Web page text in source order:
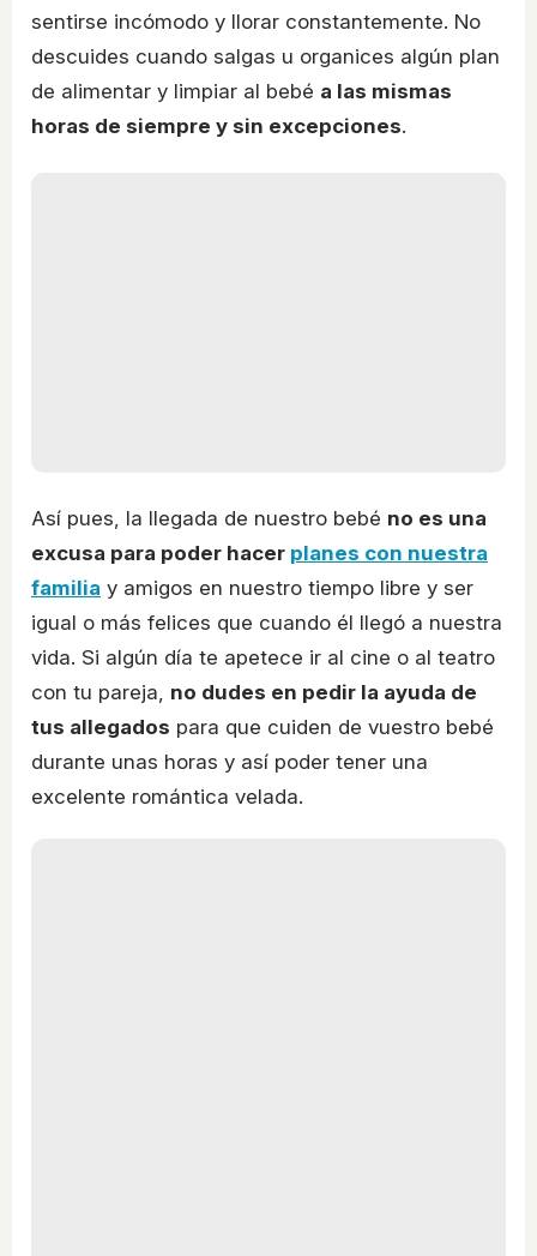
sentirse incómodo y llorar constantemente. No
descuides cuando salgas u organices algún plan
de alimentar y limpiar al bebé a las mismas
horas de siempre y sin excepciones.
Así pues, la llegada de nuestro bebé no es una
excusa para poder hacer planes con nuestra
familia y amigos en nuestro tiempo libre y ser
igual o más felices que cuando él llegó a nuestra
vida. Si algún día te apetece ir al cine o al teatro
con tu pareja, no dudes en pedir la ayuda de
tus allegados para que cuiden de vuestro bebé
durante unas horas y así poder tener una
excelente romántica velada.